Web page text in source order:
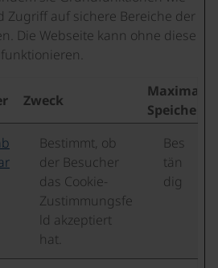
Zugriff auf sichere Bereiche der
Die Webseite kann ohne diese
Zweck
Maximale
Bestimmt, ob
der Besucher
das Cookie-
Zustimmungsfe
ld akzeptiert
hat.
Bes
tän
dig